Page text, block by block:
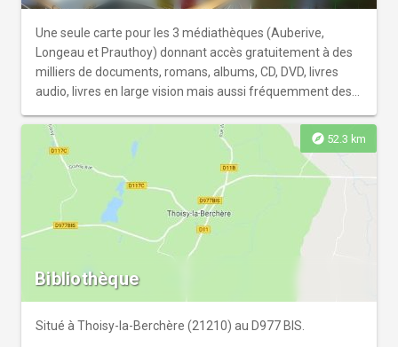
prêt : consultation internet, cours informatique, liseuse,
tablette...
Une seule carte pour les 3 médiathèques (Auberive,
Longeau et Prauthoy) donnant accès gratuitement à des
milliers de documents, romans, albums, CD, DVD, livres
audio, livres en large vision mais aussi fréquemment des
robots éducatif. Wifi et accès internet sur place.
explore 52.3 km
Bibliothèque
Situé à Thoisy-la-Berchère (21210) au D977 BIS.